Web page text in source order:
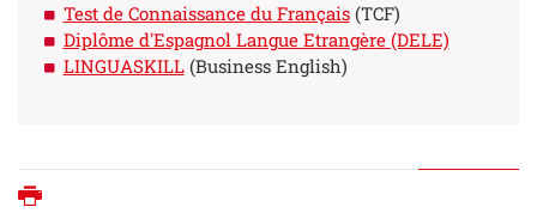
Test de Connaissance du Français(TCF)
Diplôme d'Espagnol Langue Etrangère (DELE)
LINGUASKILL(Business English)